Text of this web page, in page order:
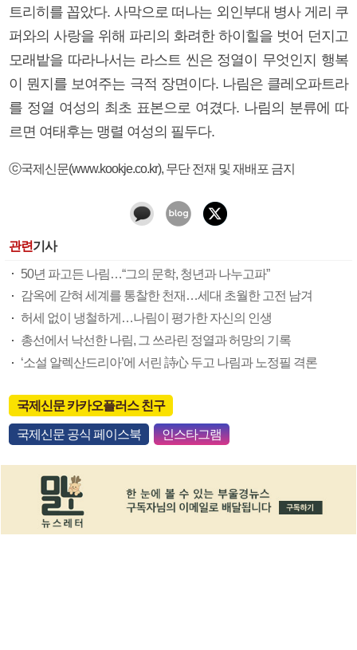
트리히를 꼽았다. 사막으로 떠나는 외인부대 병사 게리 쿠
퍼와의 사랑을 위해 파리의 화려한 하이힐을 벗어 던지고
모래밭을 따라나서는 라스트 씬은 정열이 무엇인지 행복
이 뭔지를 보여주는 극적 장면이다. 나림은 클레오파트라
를 정열 여성의 최초 표본으로 여겼다. 나림의 분류에 따
르면 여태후는 맹렬 여성의 필두다.
ⓒ국제신문(www.kookje.co.kr), 무단 전재 및 재배포 금지
관련기사
50년 파고든 나림…“그의 문학, 청년과 나누고파”
감옥에 갇혀 세계를 통찰한 천재…세대 초월한 고전 남겨
허세 없이 냉철하게…나림이 평가한 자신의 인생
총선에서 낙선한 나림, 그 쓰라린 정열과 허망의 기록
‘소설 알렉산드리아’에 서린 詩心 두고 나림과 노정필 격론
국제신문 카카오플러스 친구
국제신문 공식 페이스북 인스타그램